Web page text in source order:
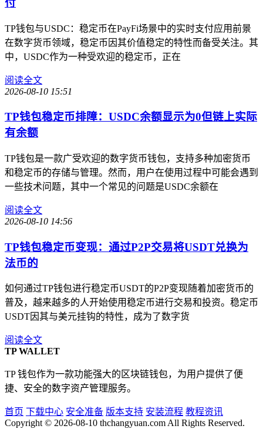
付
TP钱包与USDC：稳定币在PayFi场景中的实时支付应用前景
在数字货币领域，稳定币因其价值稳定的特性而备受关注。其
中，USDC作为一种受欢迎的稳定币，正在
阅读全文
2026-08-10 15:51
TP钱包稳定币排障：USDC余额显示为0但链上实际
有余额
TP钱包是一款广受欢迎的数字货币钱包，支持多种加密货币
和稳定币的存储与管理。然而，用户在使用过程中可能会遇到
一些技术问题，其中一个常见的问题是USDC余额在
阅读全文
2026-08-10 14:56
TP钱包稳定币变现：通过P2P交易将USDT兑换为
法币的
如何通过TP钱包进行稳定币USDT的P2P变现随着加密货币的
普及，越来越多的人开始使用稳定币进行交易和投资。稳定币
USDT因其与美元挂钩的特性，成为了数字货
阅读全文
TP WALLET
TP 钱包作为一款功能强大的区块链钱包，为用户提供了便
捷、安全的数字资产管理服务。
首页 下载中心 安全准备 版本支持 安装流程 教程资讯
Copyright © 2026-08-10 thchangyuan.com All Rights Reserved.